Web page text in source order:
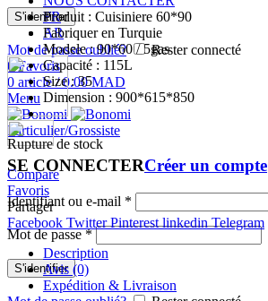
S'identifier
Mot de passe oublié?
Rester connecté
0Favoris
0 article / 0.00MAD
Menu
Particulier/Grossiste
SE CONNECTERCréer un compte
Identifiant ou e-mail *
Mot de passe*
S'identifier
FR
AR
Produit : Cuisiniere 60*90
Fabriquer en Turquie
Modele : 90*60 / 5gas
Capacité : 115L
Size : 35
Dimension : 900*615*850
Rupture de stock
Compare
Favoris
Partager
Facebook Twitter Pinterest linkedin Telegram
Description
Avis (0)
Expédition & Livraison